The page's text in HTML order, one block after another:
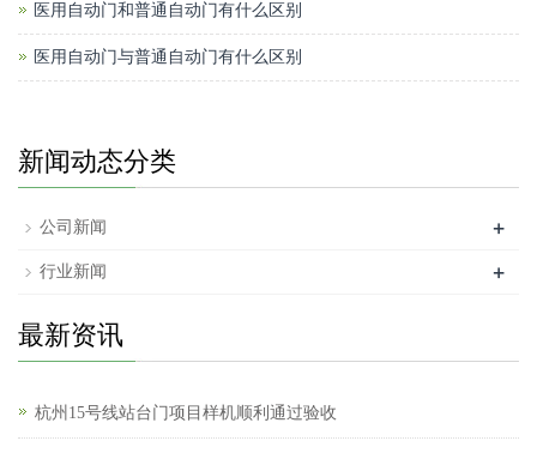
医用自动门和普通自动门有什么区别
医用自动门与普通自动门有什么区别
新闻动态分类
公司新闻 +
行业新闻 +
最新资讯
杭州15号线站台门项目样机顺利通过验收